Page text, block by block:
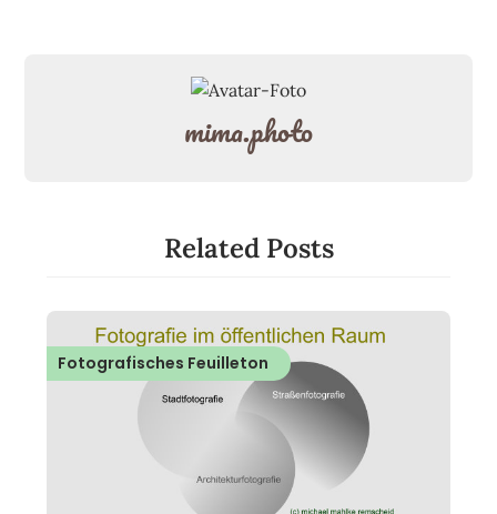
mima.photo
Related Posts
Fotografisches Feuilleton